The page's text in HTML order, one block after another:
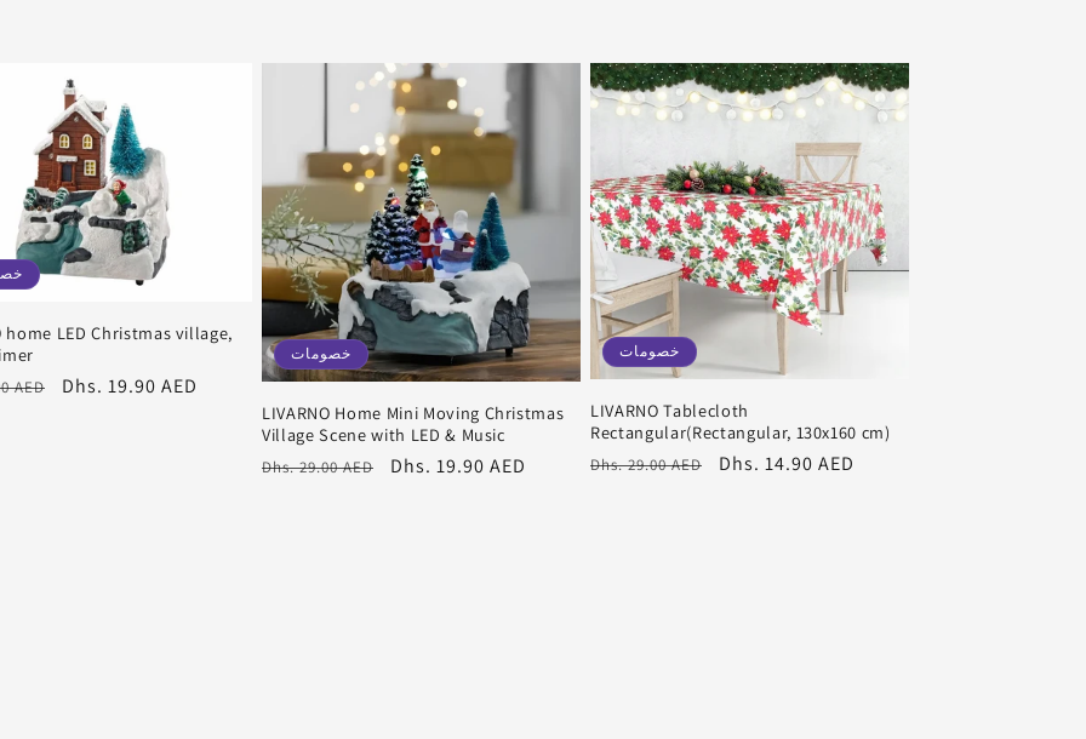
home LED Christmas village,
AED
سعر
Dhs. 19.90 AED
خصومات
LIVARNO Home Mini Moving Christmas
Village Scene with LED & Music
سعر
Dhs. 29.00 AED
سعر
Dhs. 19.90 AED
خصومات
LIVARNO Tablecloth
Rectangular(Rectangular, 130x160 cm)
سعر
Dhs. 29.00 AED
سعر
Dhs. 14.90 AED